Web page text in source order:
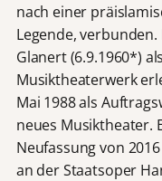
nach einer
Legende,
Glanert (6.9.1960*)
Musiktheaterwerk
Mai 1988 als
neues Musiktheater.
Neufassung von
an der Staatsoper